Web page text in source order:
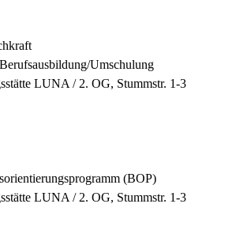
Umschulung
LUNA / 2. OG, Stummstr. 1-3
(BOP)
LUNA / 2. OG, Stummstr. 1-3